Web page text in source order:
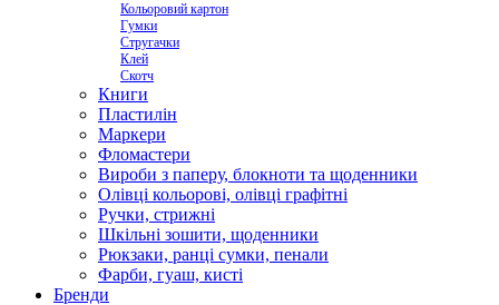
Кольоровий картон
Гумки
Стругачки
Клей
Скотч
Книги
Пластилін
Маркери
Фломастери
Вироби з паперу, блокноти та щоденники
Олівці кольорові, олівці графітні
Ручки, стрижні
Шкільні зошити, щоденники
Рюкзаки, ранці сумки, пенали
Фарби, гуаш, кисті
Бренди